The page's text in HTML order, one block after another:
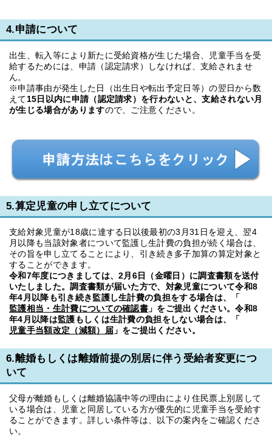
4.申請について
出生、転入等により新たに受給資格が生じた場合、児童手当を受
給するためには、申請（認定請求）しなければ、支給されませ
ん。
※申請事由が発生した日（出生日や転出予定日等）の翌日から数
えて15日以内に申請（認定請求）を行わないと、支給されない月
が生じる場合がありますので、ご注意ください。
5.算定児童の申し立てについて
支給対象児童が18歳に達する日以後最初の3月31日を迎え、翌4
月以降も当該対象者について監護し生計費の負担が続く場合は、
その旨を申し立てることにより、引き続き多子加算の算定対象と
することができます。
令和7年度につきましては、2月6日（金曜日）に調査書類を送付
いたしました。調査書類が届いた方で、対象児童について令和8
年4月以降も引き続き監護し生計費の負担をする場合は、「
監護相当・生計費についての確認書 」をご提出ください。令和8
年4月以降は監護もしくは生計費の負担をしない場合は、「
児童手当額改定（減額）届」をご提出ください。
6.離婚もしくは離婚前提の別居に伴う受給者変更につ
いて
父母が離婚もしくは離婚協議中等の理由により住民票上別居して
いる場合は、児童と同居している方が優先的に児童手当を受給す
ることができます。詳しい条件等は、以下の案内をご確認くださ
い。